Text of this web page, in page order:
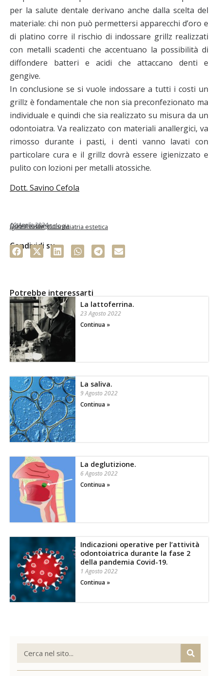
per la salute dentale derivano anche dalla scelta del
materiale: chi non può permettersi apparecchi d’oro e
di platino corre il rischio di indossare grillz realizzati
con metalli scadenti che accentuano la possibilità di
diffondere batteri e acidi che attaccano denti e
gengive.
In conclusione se si vuole indossare a tutti i costi un
grillz è fondamentale che non sia preconfezionato ma
individuale e quindi che sia realizzato su misura da un
odontoiatra. Va realizzato con materiali anallergici, va
rimosso durante i pasti, i denti vanno lavati con
particolare cura e il grillz dovrà essere igienizzato e
pulito con lozioni per metalli atossiche.
Dott. Savino Cefola
10 Aprile 2024
Odontostomatologia
Igiene orale,Odontoiatria estetica
Condividi su
Potrebbe interessarti
La lattoferrina.
23 Agosto 2022
Continua »
La saliva.
9 Agosto 2022
Continua »
La deglutizione.
6 Agosto 2022
Continua »
Indicazioni operative per l’attività
odontoiatrica durante la fase 2
della pandemia Covid-19.
1 Agosto 2022
Continua »